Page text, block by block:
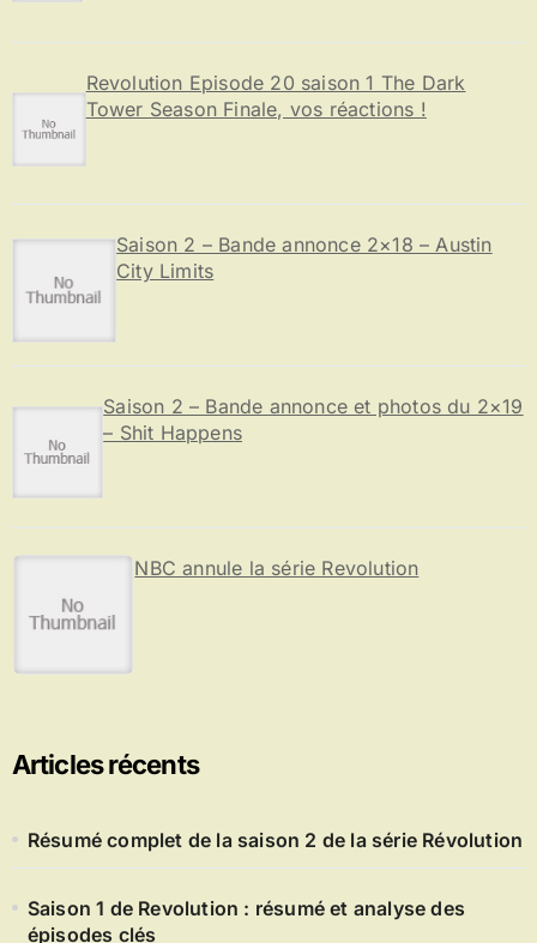
Revolution Episode 20 saison 1 The Dark
Tower Season Finale, vos réactions !
Saison 2 – Bande annonce 2×18 – Austin
City Limits
Saison 2 – Bande annonce et photos du 2×19
– Shit Happens
NBC annule la série Revolution
Articles récents
Résumé complet de la saison 2 de la série Révolution
Saison 1 de Revolution : résumé et analyse des
épisodes clés